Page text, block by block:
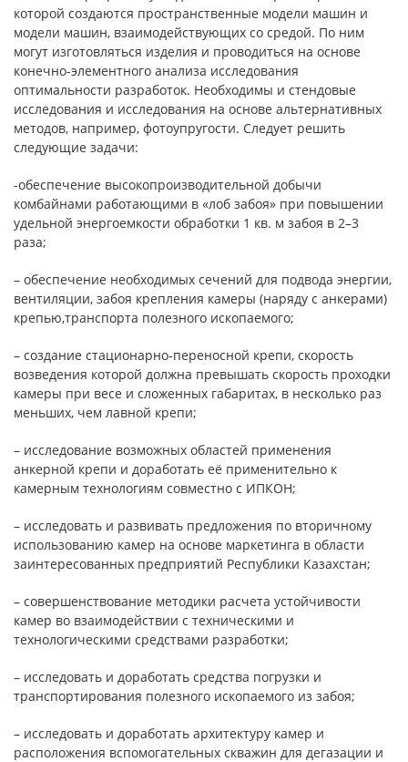
которой создаются пространственные модели машин и
модели машин, взаимодействующих со средой. По ним
могут изготовляться изделия и проводиться на основе
конечно-элементного анализа исследования
оптимальности разработок. Необходимы и стендовые
исследования и исследования на основе альтернативных
методов, например, фотоупругости. Следует решить
следующие задачи:
-обеспечение высокопроизводительной добычи
комбайнами работающими в «лоб забоя» при повышении
удельной энергоемкости обработки 1 кв. м забоя в 2–3
раза;
– обеспечение необходимых сечений для подвода энергии,
вентиляции, забоя крепления камеры (наряду с анкерами)
крепью,транспорта полезного ископаемого;
– создание стационарно-переносной крепи, скорость
возведения которой должна превышать скорость проходки
камеры при весе и сложенных габаритах, в несколько раз
меньших, чем лавной крепи;
– исследование возможных областей применения
анкерной крепи и доработать её применительно к
камерным технологиям совместно с ИПКОН;
– исследовать и развивать предложения по вторичному
использованию камер на основе маркетинга в области
заинтересованных предприятий Республики Казахстан;
– совершенствование методики расчета устойчивости
камер во взаимодействии с техническими и
технологическими средствами разработки;
– исследовать и доработать средства погрузки и
транспортирования полезного ископаемого из забоя;
– исследовать и доработать архитектуру камер и
расположения вспомогательных скважин для дегазации и